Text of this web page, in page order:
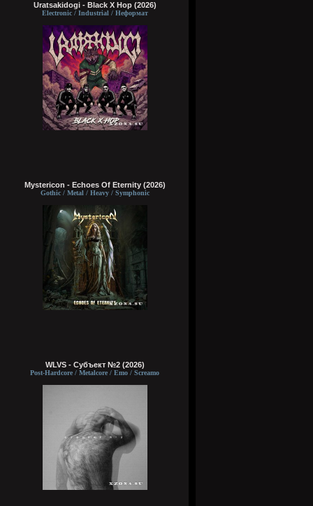
Uratsakidogi - Black X Hop (2026)
Electronic / Industrial / Неформат
Mystericon - Echoes Of Eternity (2026)
Gothic / Metal / Heavy / Symphonic
WLVS - Субъект №2 (2026)
Post-Hardcore / Metalcore / Emo / Screamo